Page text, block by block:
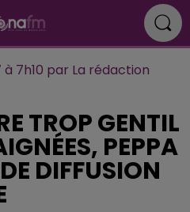
7h10 par La rédaction
TROP GENTIL
PEPPA
DIFFUSION